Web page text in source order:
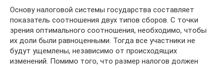
Основу налоговой системы государства составляет
показатель соотношения двух типов сборов. С точки
зрения оптимального соотношения, необходимо, чтобы
их доли были равноценными. Тогда все участники не
будут ущемлены, независимо от происходящих
изменений. Помимо того, что размер налогов должен